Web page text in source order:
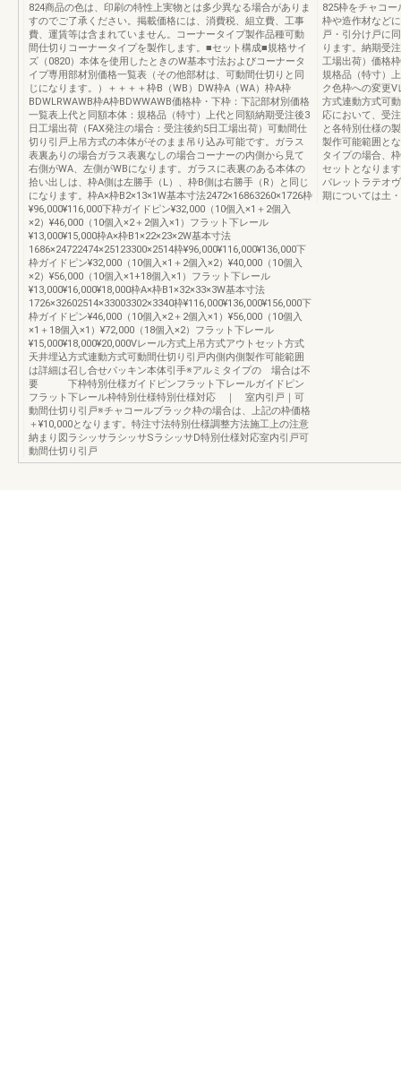
824商品の色は、印刷の特性上実物とは多少異なる場合がありま
すのでご了承ください。掲載価格には、消費税、組立費、工事
費、運賃等は含まれていません。コーナータイプ製作品種可動
間仕切りコーナータイプを製作します。■セット構成■規格サイ
ズ（0820）本体を使用したときのW基本寸法およびコーナータ
イプ専用部材別価格一覧表（その他部材は、可動間仕切りと同
じになります。）＋＋＋＋枠B（WB）DW枠A（WA）枠A枠
BDWLRWAWB枠A枠BDWWAWB価格枠・下枠：下記部材別価格
一覧表上代と同額本体：規格品（特寸）上代と同額納期受注後3
日工場出荷（FAX発注の場合：受注後約5日工場出荷）可動間仕
切り引戸上吊方式の本体がそのまま吊り込み可能です。ガラス
表裏ありの場合ガラス表裏なしの場合コーナーの内側から見て
右側がWA、左側がWBになります。ガラスに表裏のある本体の
拾い出しは、枠A側は左勝手（L）、枠B側は右勝手（R）と同じ
になります。枠A×枠B2×13×1W基本寸法2472×16863260×1726枠
¥96,000¥116,000下枠ガイドピン¥32,000（10個入×1＋2個入
×2）¥46,000（10個入×2＋2個入×1）フラット下レール
¥13,000¥15,000枠A×枠B1×22×23×2W基本寸法
1686×24722474×25123300×2514枠¥96,000¥116,000¥136,000下
枠ガイドピン¥32,000（10個入×1＋2個入×2）¥40,000（10個入
×2）¥56,000（10個入×1+18個入×1）フラット下レール
¥13,000¥16,000¥18,000枠A×枠B1×32×33×3W基本寸法
1726×32602514×33003302×3340枠¥116,000¥136,000¥156,000下
枠ガイドピン¥46,000（10個入×2＋2個入×1）¥56,000（10個入
×1＋18個入×1）¥72,000（18個入×2）フラット下レール
¥15,000¥18,000¥20,000Vレール方式上吊方式アウトセット方式
天井埋込方式連動方式可動間仕切り引戸内側内側製作可能範囲
は詳細は召し合せパッキン本体引手※アルミタイプの 場合は不
要 下枠特別仕様ガイドピンフラット下レールガイドピン
フラット下レール枠特別仕様特別仕様対応 ｜ 室内引戸｜可
動間仕切り引戸※チャコールブラック枠の場合は、上記の枠価格
＋¥10,000となります。特注寸法特別仕様調整方法施工上の注意
納まり図ラシッサラシッサSラシッサD特別仕様対応室内引戸可
動間仕切り引戸
825枠をチャコ
枠や造作材など
戸・引分け戸に
ります。納期受
工場出荷）価格
規格品（特寸）
ク色枠への変更
方式連動方式可
応において、受
と各特別仕様の
製作可能範囲と
タイプの場合、
セットとなりま
パレットラテオ
期については土